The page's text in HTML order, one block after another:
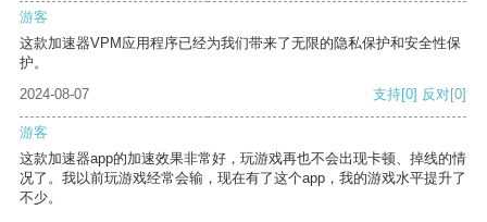
游客
这款加速器VPM应用程序已经为我们带来了无限的隐私保护和安全性保
护。
2024-08-07
支持[0] 反对[0]
游客
这款加速器app的加速效果非常好，玩游戏再也不会出现卡顿、掉线的情
况了。我以前玩游戏经常会输，现在有了这个app，我的游戏水平提升了
不少。